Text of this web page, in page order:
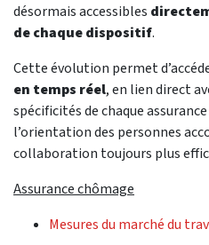
désormais accessibles
de chaque dispositif.
Cette évolution permet
en temps réel, en lien direct
spécificités de chaque
l’orientation des personnes
collaboration toujours plus
Assurance chômage
Mesures du marché du